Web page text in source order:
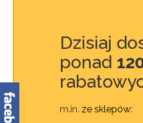
Dzisiaj
ponad
m.in. ze sklepów: